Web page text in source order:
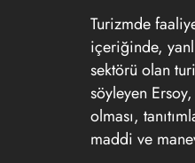
Turizmde
içeriğinde,
sektörü olan
söyleyen
olması,
maddi ve